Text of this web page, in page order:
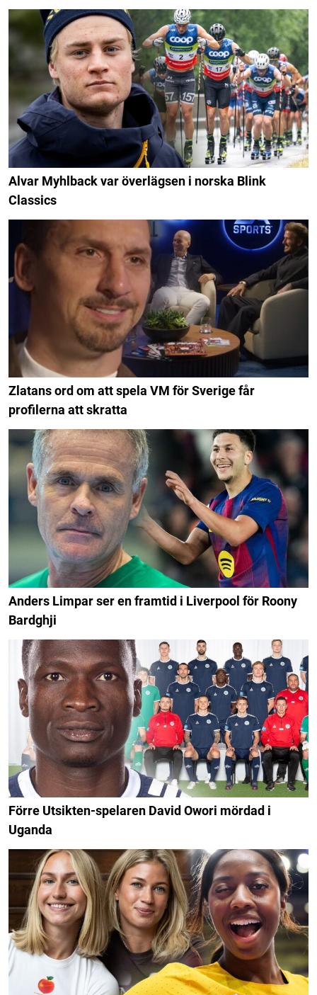
Alvar Myhlback var överlägsen i norska Blink
Classics
Zlatans ord om att spela VM för Sverige får
profilerna att skratta
Anders Limpar ser en framtid i Liverpool för Roony
Bardghji
Förre Utsikten-spelaren David Owori mördad i
Uganda